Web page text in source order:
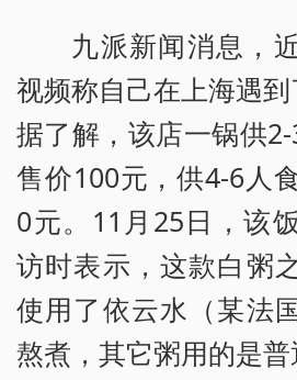
九派新闻消息，
视频称自己在上海遇到
据了解，该店一锅供
售价100元，供4-6人
0元。11月25日，该
访时表示，这款白粥
使用了依云水（某法
熬煮，其它粥用的是普